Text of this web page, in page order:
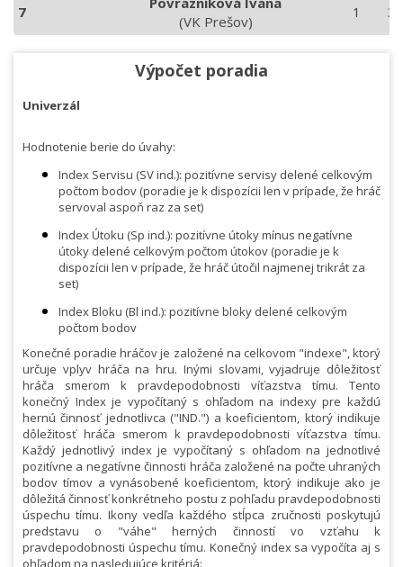
7
(VK Prešov)
1 3
Výpočet poradia
Univerzál
Hodnotenie berie do úvahy:
Index Servisu (SV ind.): pozitívne servisy delené celkovým
počtom bodov (poradie je k dispozícii len v prípade, že hráč
servoval aspoň raz za set)
Index Útoku (Sp ind.): pozitívne útoky mínus negatívne
útoky delené celkovým počtom útokov (poradie je k
dispozícii len v prípade, že hráč útočil najmenej trikrát za
set)
Index Bloku (Bl ind.): pozitívne bloky delené celkovým
počtom bodov
Konečné poradie hráčov je založené na celkovom "indexe", ktorý
určuje vplyv hráča na hru. Inými slovami, vyjadruje dôležitosť
hráča smerom k pravdepodobnosti víťazstva tímu. Tento
konečný Index je vypočítaný s ohľadom na indexy pre každú
hernú činnosť jednotlivca ("IND.") a koeficientom, ktorý indikuje
dôležitosť hráča smerom k pravdepodobnosti víťazstva tímu.
Každý jednotlivý index je vypočítaný s ohľadom na jednotlivé
pozitívne a negatívne činnosti hráča založené na počte uhraných
bodov tímov a vynásobené koeficientom, ktorý indikuje ako je
dôležitá činnosť konkrétneho postu z pohľadu pravdepodobnosti
úspechu tímu. Ikony vedľa každého stĺpca zručnosti poskytujú
predstavu o "váhe" herných činností vo vzťahu k
pravdepodobnosti úspechu tímu. Konečný index sa vypočíta aj s
ohľadom na nasledujúce kritériá: